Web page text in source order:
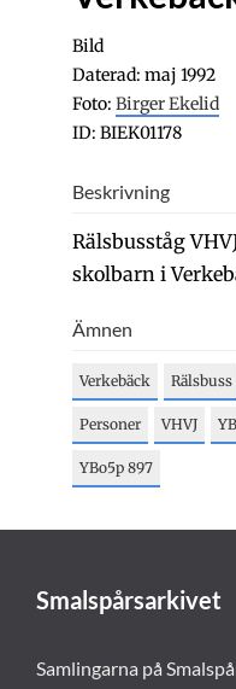
Bild
Daterad: maj 1992
Foto: Birger Ekelid
ID: BIEK01178
Beskrivning
Rälsbusståg
skolbarn i
Ämnen
Verkebäck Rälsbuss
Personer VHVJ
YBo5p 897
Smalspårsarkivet
Samlingarna på